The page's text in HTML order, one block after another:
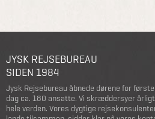
JYSK REJSEBUREAU
SIDEN 1984
Jysk Rejsebureau åbnede dørene for
dag ca. 180 ansatte. Vi skræddersyer
hele verden. Vores dygtige